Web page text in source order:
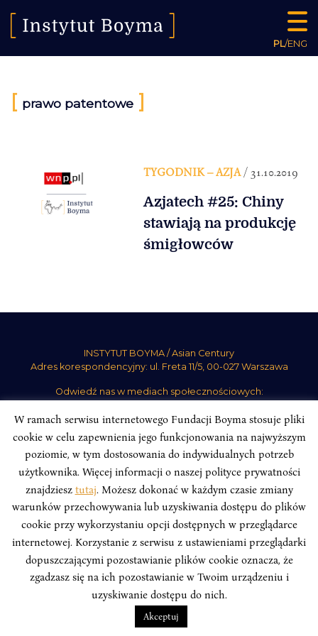
PL/ENG
[ prawo patentowe ]
TYGODNIK – AZJA/ 31.10.2019
Azjatech #25: Chiny
stawiają na produkcję
śmigłowców
INSTYTUT BOYMA / Asian Century
Adres korespondencyjny: ul. Freta 11/5, 00-027 Warszawa
Odwiedź nas w mediach społecznościowych:
INSTYTUT BOYMA. WSZELKIE PRAWA ZASTRZEŻONE.Polityka
Prywatności Serwisu Polityka Prywatności Fundacji
W ramach serwisu internetowego Fundacji Boyma stosuje pliki
cookie w celu zapewnienia jego funkcjonowania na najwyższym
poziomie, w tym dostosowania do indywidualnych potrzeb
użytkownika. Więcej informacji o naszej polityce prywatności
znajdziesz tutaj. Możesz dokonać w każdym czasie zmiany
warunków przechowywania lub uzyskiwania dostępu do plików
cookie przy wykorzystaniu opcji dostępnych w przeglądarce
internetowej. Korzystanie z serwisu z ustawieniami przeglądarki
dopuszczającymi pozostawianie plików cookie oznacza, że
zgadzasz się na ich pozostawianie w Twoim urządzeniu i
uzyskiwanie dostępu do nich.
Akceptuj